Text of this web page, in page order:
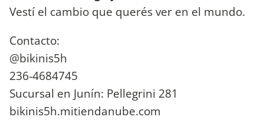
Vestí el cambio que querés ver en el mundo.
Contacto:
@bikinis5h
236-4684745
Sucursal en Junín: Pellegrini 281
bikinis5h.mitiendanube.com